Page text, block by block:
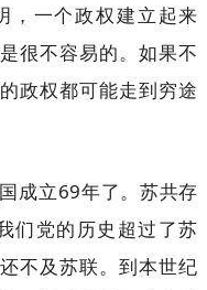
，一个政权建立起来
很不容易的。如果不
政权都可能走到穷途
成立69年了。苏共存
们党的历史超过了苏
不及苏联。到本世纪